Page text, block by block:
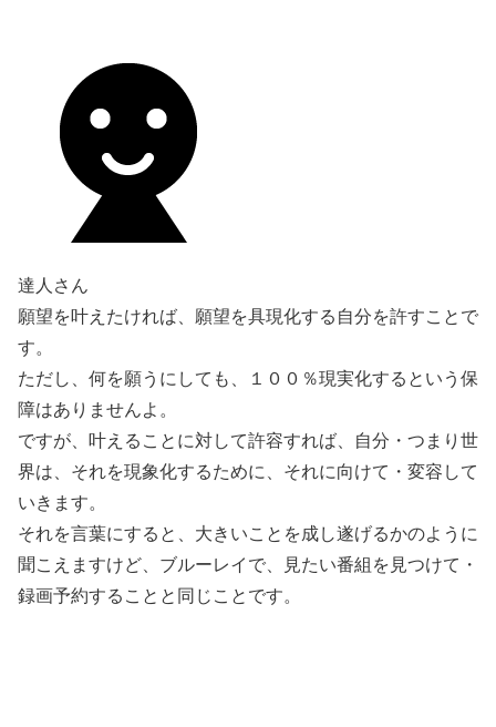
達人さん
願望を叶えたければ、願望を具現化する自分を許すことで
す。
ただし、何を願うにしても、１００％現実化するという保
障はありませんよ。
ですが、叶えることに対して許容すれば、自分・つまり世
界は、それを現象化するために、それに向けて・変容して
いきます。
それを言葉にすると、大きいことを成し遂げるかのように
聞こえますけど、ブルーレイで、見たい番組を見つけて・
録画予約することと同じことです。